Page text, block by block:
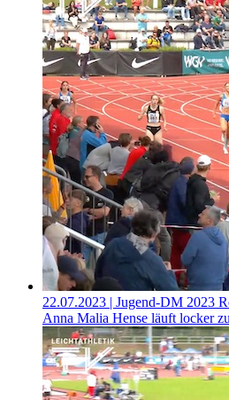
22.07.2023 | Jugend-DM 2023
Anna Malia Hense läuft locker